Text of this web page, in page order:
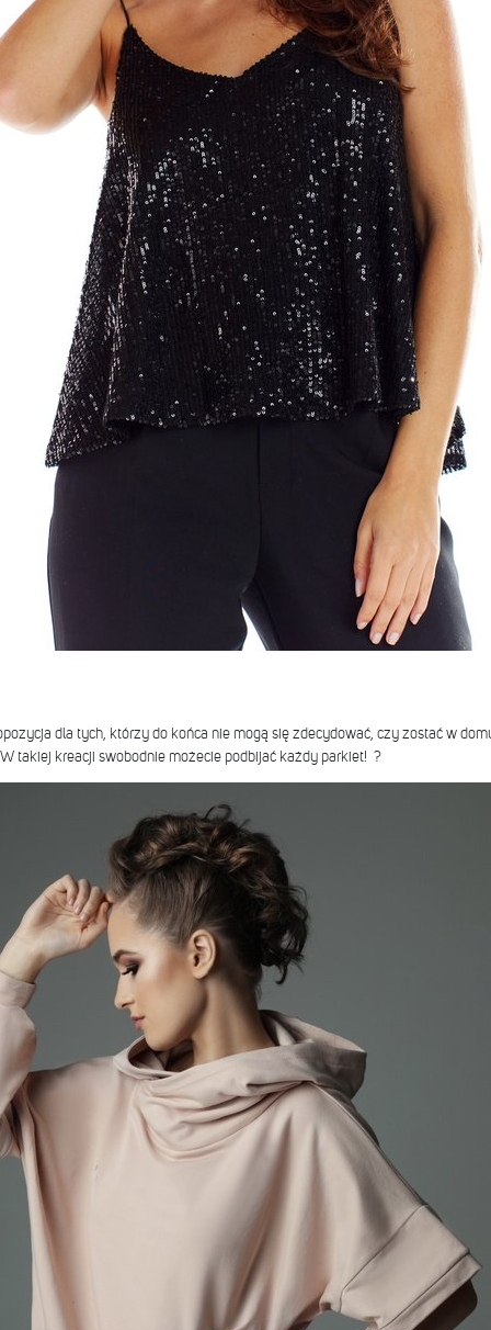
dla tych, którzy do końca nie mogą się zdecydować, czy zostać w
takiej kreacji swobodnie możecie podbijać każdy parkiet! ?